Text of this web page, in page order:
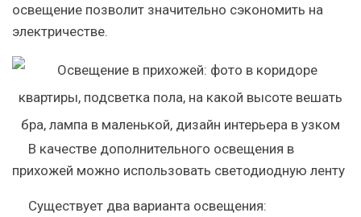
освещение позволит значительно сэкономить на
электричестве.
В качестве дополнительного освещения в
прихожей можно использовать светодиодную ленту
Существует два варианта освещения: